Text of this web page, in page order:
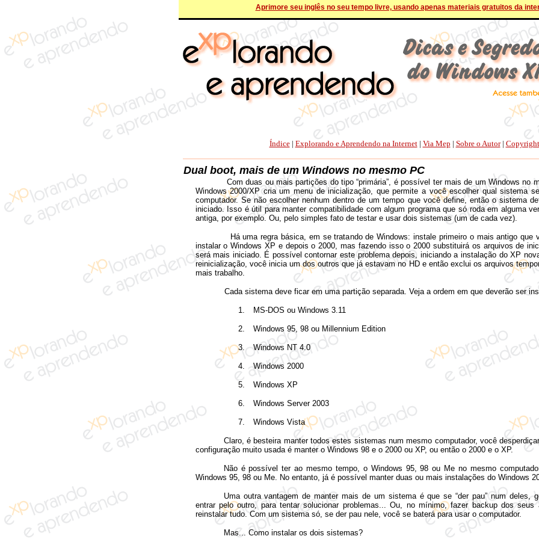
Aprimore seu inglês no seu tempo livre, usando apenas materiais gratuitos da
Índice| Explorando e Aprendendo na Internet| Via Mep | Sobre o Autor| Copyright
Dual boot, mais de um Windows no mesmo PC
Com duas ou mais partições do tipo “primária”, é possível ter mais de um Windows no
Windows 2000/XP cria um menu de inicialização, que permite a você escolher qual sistema
computador. Se não escolher nenhum dentro de um tempo que você define, então o sistema
iniciado. Isso é útil para manter compatibilidade com algum programa que só roda em alguma
antiga, por exemplo. Ou, pelo simples fato de testar e usar dois sistemas (um de cada vez).
Há uma regra básica, em se tratando de Windows: instale primeiro o mais antigo que
instalar o Windows XP e depois o 2000, mas fazendo isso o 2000 substituirá os arquivos de
será mais iniciado. É possível contornar este problema depois, iniciando a instalação do XP
reinicialização, você inicia um dos outros que já estavam no HD e então exclui os arquivos
mais trabalho.
Cada sistema deve ficar em uma partição separada. Veja a ordem em que deverão ser
1. MS-DOS ou Windows 3.11
2. Windows 95, 98 ou Millennium Edition
3. Windows NT 4.0
4. Windows 2000
5. Windows XP
6. Windows Server 2003
7. Windows Vista
Claro, é besteira manter todos estes sistemas num mesmo computador, você
configuração muito usada é manter o Windows 98 e o 2000 ou XP, ou então o 2000 e o XP.
Não é possível ter ao mesmo tempo, o Windows 95, 98 ou Me no mesmo
Windows 95, 98 ou Me. No entanto, já é possível manter duas ou mais instalações do Windows
Uma outra vantagem de manter mais de um sistema é que se “der pau” num deles,
entrar pelo outro, para tentar solucionar problemas... Ou, no mínimo, fazer backup dos seus
reinstalar tudo. Com um sistema só, se der pau nele, você se baterá para usar o computador.
Mas... Como instalar os dois sistemas?